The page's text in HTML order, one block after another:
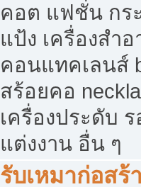
คอต แฟชั่น กระ
แป้ง เครื่องสำ
คอนแทคเลนส์
สร้อยคอ
เครื่องประดับ ร
แต่งงาน อื่น ๆ
รับเหมาก่อส